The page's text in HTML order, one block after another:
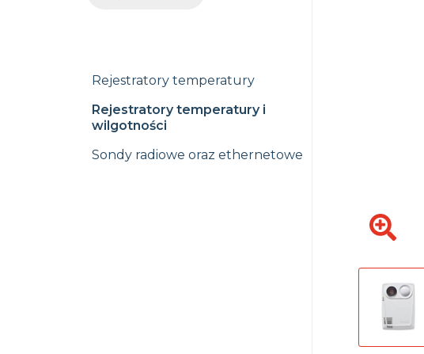
Rejestratory temperatury
Rejestratory temperatury i
wilgotności
Sondy radiowe oraz ethernetowe